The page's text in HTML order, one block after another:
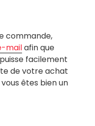
commande,
mailafin que
facilement
de votre achat
êtes bien un